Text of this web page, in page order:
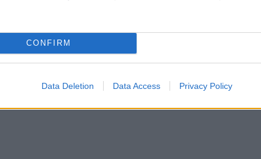
CONFIRM
Data Deletion Data Access Privacy Policy